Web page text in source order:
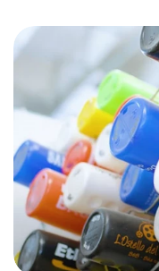
Email Marketing
Fatturazione
Financial Solutions
HR
Trust Services
TeamSystem Corporate
TeamSystem Store